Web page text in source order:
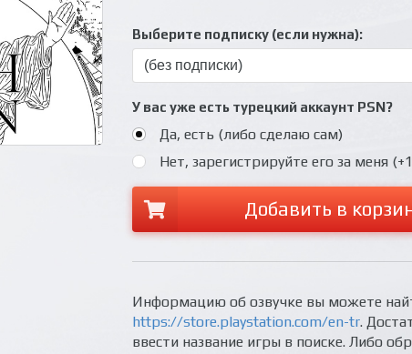
Выберите подписку (если нужна):
У вас уже есть турецкий аккаунт PSN?
Да, есть (либо сделаю сам)
Нет, зарегистрируйте его за меня
Добавить в
Информацию об озвучке вы можете
https://store.playstation.com/en-tr.
ввести название игры в поиске. Либо